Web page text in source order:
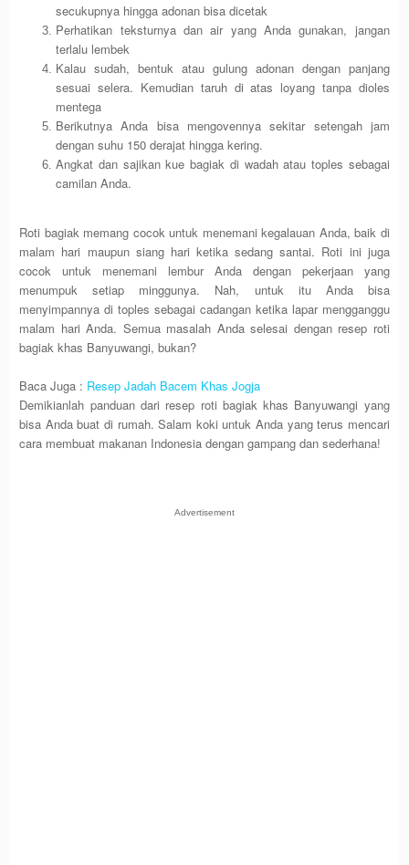
secukupnya hingga adonan bisa dicetak
Perhatikan teksturnya dan air yang Anda gunakan, jangan
terlalu lembek
Kalau sudah, bentuk atau gulung adonan dengan panjang
sesuai selera. Kemudian taruh di atas loyang tanpa dioles
mentega
Berikutnya Anda bisa mengovennya sekitar setengah jam
dengan suhu 150 derajat hingga kering.
Angkat dan sajikan kue bagiak di wadah atau toples sebagai
camilan Anda.
Roti bagiak memang cocok untuk menemani kegalauan Anda, baik di
malam hari maupun siang hari ketika sedang santai. Roti ini juga
cocok untuk menemani lembur Anda dengan pekerjaan yang
menumpuk setiap minggunya. Nah, untuk itu Anda bisa
menyimpannya di toples sebagai cadangan ketika lapar mengganggu
malam hari Anda. Semua masalah Anda selesai dengan resep roti
bagiak khas Banyuwangi, bukan?
Baca Juga : Resep Jadah Bacem Khas Jogja
Demikianlah panduan dari resep roti bagiak khas Banyuwangi yang
bisa Anda buat di rumah. Salam koki untuk Anda yang terus mencari
cara membuat makanan Indonesia dengan gampang dan sederhana!
Advertisement